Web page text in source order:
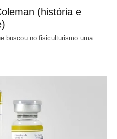
(história e
buscou no fisiculturismo uma